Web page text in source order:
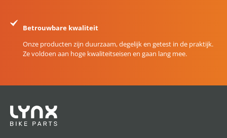
Betrouwbare kwaliteit
Onze producten zijn duurzaam, degelijk en getest in de praktijk.
Ze voldoen aan hoge kwaliteitseisen en gaan lang mee.